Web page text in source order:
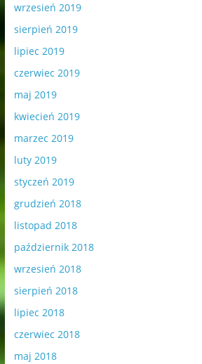
wrzesień 2019
sierpień 2019
lipiec 2019
czerwiec 2019
maj 2019
kwiecień 2019
marzec 2019
luty 2019
styczeń 2019
grudzień 2018
listopad 2018
październik 2018
wrzesień 2018
sierpień 2018
lipiec 2018
czerwiec 2018
maj 2018